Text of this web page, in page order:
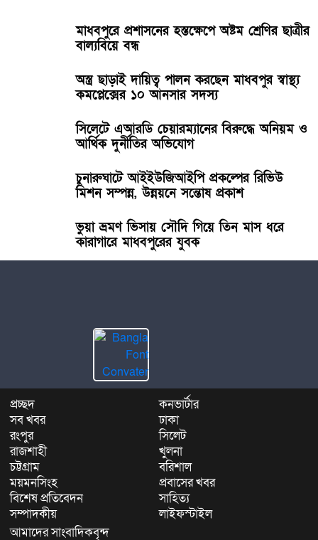
মাধবপুরে প্রশাসনের হস্তক্ষেপে অষ্টম শ্রেণির ছাত্রীর
বাল্যবিয়ে বন্ধ
অস্ত্র ছাড়াই দায়িত্ব পালন করছেন মাধবপুর স্বাস্থ্য
কমপ্লেক্সের ১০ আনসার সদস্য
সিলেটে এআরডি চেয়ারম্যানের বিরুদ্ধে অনিয়ম ও
আর্থিক দুর্নীতির অভিযোগ
চুনারুঘাটে আইইউজিআইপি প্রকল্পের রিভিউ
মিশন সম্পন্ন, উন্নয়নে সন্তোষ প্রকাশ
ভুয়া ভ্রমণ ভিসায় সৌদি গিয়ে তিন মাস ধরে
কারাগারে মাধবপুরের যুবক
প্রচ্ছদ
কনভার্টার
সব খবর
ঢাকা
রংপুর
সিলেট
রাজশাহী
খুলনা
চট্টগ্রাম
বরিশাল
ময়মনসিংহ
প্রবাসের খবর
বিশেষ প্রতিবেদন
সাহিত্য
সম্পাদকীয়
লাইফস্টাইল
আমাদের সাংবাদিকবৃন্দ